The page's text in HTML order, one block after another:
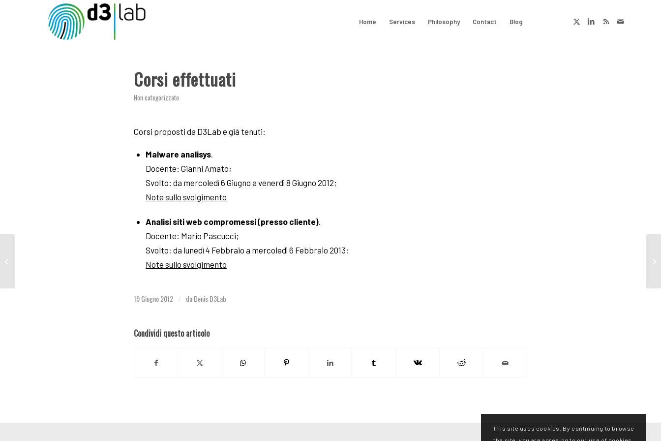
Home Services Philosophy Contact Blog
Corsi effettuati
Non categorizzato
Corsi proposti da D3Lab e già tenuti:
Malware analisys.
Docente: Gianni Amato;
Svolto: da mercoledì 6 Giugno a venerdì 8 Giugno 2012;
Note sullo svolgimento
Analisi siti web compromessi (presso cliente)
Docente: Mario Pascucci;
Svolto: da lunedì 4 Febbraio a mercoledì 6 Febbraio 2013;
Note sullo svolgimento
19 Giugno 2012 / daDenis D3Lab
Condividi questo articolo
This site uses cookies. By continuing to browse